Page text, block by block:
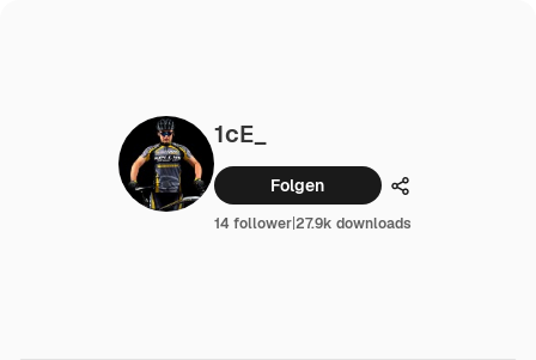
1cE_
Folgen Teilen
14 follower|27.9k downloads